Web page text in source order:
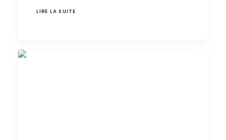
LIRE LA SUITE